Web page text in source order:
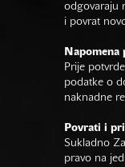
odgovaraju
i povrat
Napomena
Prije
podatke o
naknadne
Povrati i
Sukladno
pravo na